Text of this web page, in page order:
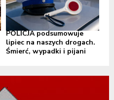
POLICJA podsumowuje
lipiec na naszych drogach.
Śmierć, wypadki i pijani